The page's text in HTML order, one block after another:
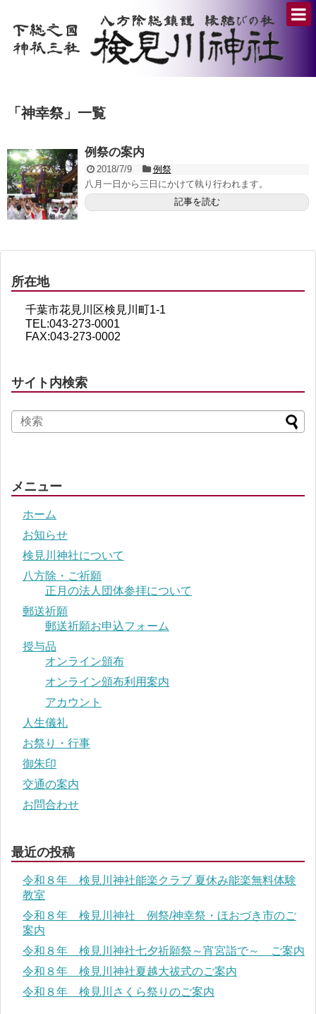
「神幸祭」 一覧
例祭の案内
2018/7/9
例祭
八月一日から三日にかけて執り行われます。
記事を読む
所在地
千葉市花見川区検見川町1-1
TEL:043-273-0001
FAX:043-273-0002
サイト内検索
メニュー
ホーム
お知らせ
検見川神社について
八方除・ご祈願
正月の法人団体参拝について
郵送祈願
郵送祈願お申込フォーム
授与品
オンライン頒布
オンライン頒布利用案内
アカウント
人生儀礼
お祭り・行事
御朱印
交通の案内
お問合わせ
最近の投稿
令和８年 検見川神社能楽クラブ 夏休み能楽無料体験
教室
令和８年 検見川神社 例祭/神幸祭・ほおづき市のご
案内
令和８年 検見川神社七夕祈願祭～宵宮詣で～ ご案内
令和８年 検見川神社夏越大祓式のご案内
令和８年 検見川さくら祭りのご案内